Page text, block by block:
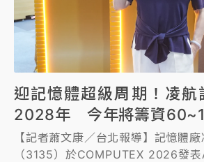
迎記憶體超級周期！凌航
2028年 今年將籌資
【記者蕭文康／台北報導】記憶體
（3135）於COMPUTEX 2026發